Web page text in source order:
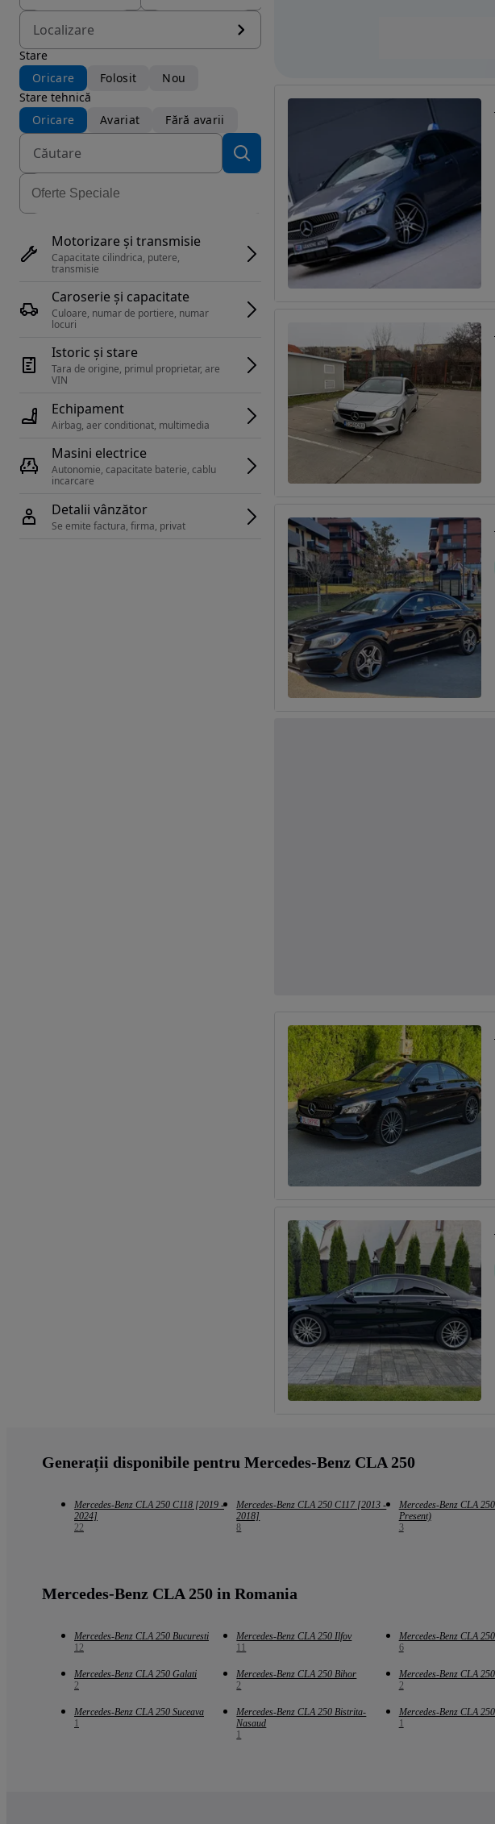
Localizare
Stare
Oricare
Folosit
Nou
Stare tehnică
Oricare
Avariat Fără avarii
Motorizare și transmisie
Capacitate cilindrica, putere,
transmisie
Caroserie și capacitate
Culoare, numar de portiere, numar
locuri
Istoric și stare
Tara de origine, primul proprietar, are
Echipament
Airbag, aer conditionat, multimedia
Masini electrice
Autonomie, capacitate baterie, cablu
Detalii vânzător
Se emite factura, firma, privat
Generații disponibile pentru Mercedes-Benz CLA 250
Mercedes-Benz CLA 250 C118 [2019 -
2024]
22
Mercedes-Benz CLA 250 C117 [2013 -
2018]
8
Mercedes-Benz CLA
Present)
3
Mercedes-Benz CLA 250 in Romania
Mercedes-Benz CLA 250 Bucuresti
12
Mercedes-Benz CLA 250 Ilfov
11
Mercedes-Benz CLA
6
Mercedes-Benz CLA 250 Galati
2
Mercedes-Benz CLA 250 Bihor
2
Mercedes-Benz CLA
2
Mercedes-Benz CLA 250 Suceava
1
Mercedes-Benz CLA 250 Bistrita-
Nasaud
1
Mercedes-Benz CLA
1